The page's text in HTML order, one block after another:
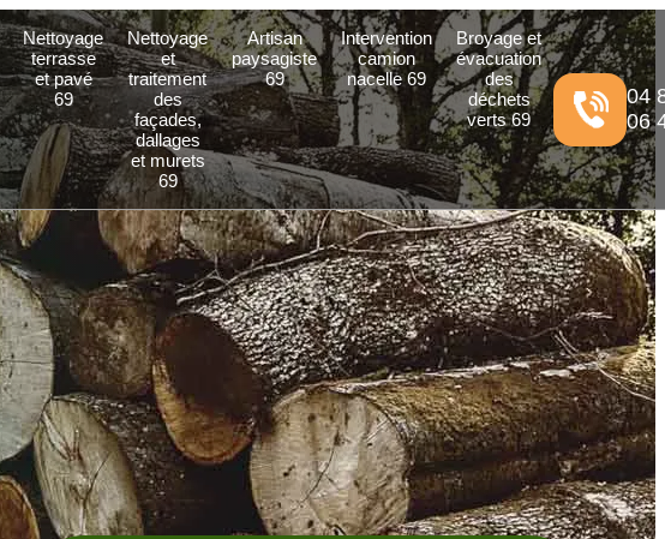
Nettoyage
terrasse
et pavé
69
Nettoyage
et
traitement
des
façades,
dallages
et murets
69
Artisan
paysagiste
69
Intervention
camion
nacelle 69
Broyage et
évacuation
des
déchets
verts 69
04
06